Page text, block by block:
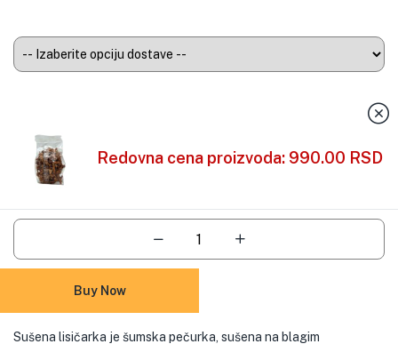
Redovna cena proizvoda: 990.00 RSD
Add To Cart
Buy Now
Sušena lisičarka je šumska pečurka, sušena na blagim